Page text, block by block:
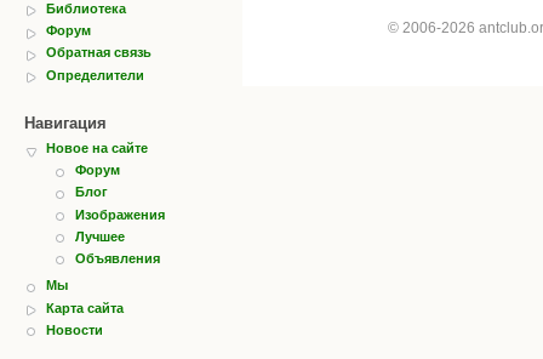
Библиотека
Форум
Обратная связь
Определители
Навигация
Новое на сайте
Форум
Блог
Изображения
Лучшее
Объявления
Мы
Карта сайта
Новости
© 2006-2026